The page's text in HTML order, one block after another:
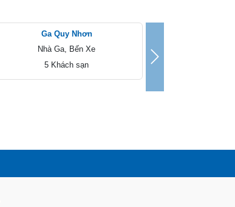
Ga Quy Nhơn
Nhà Ga, Bến Xe
5 Khách sạn
Next